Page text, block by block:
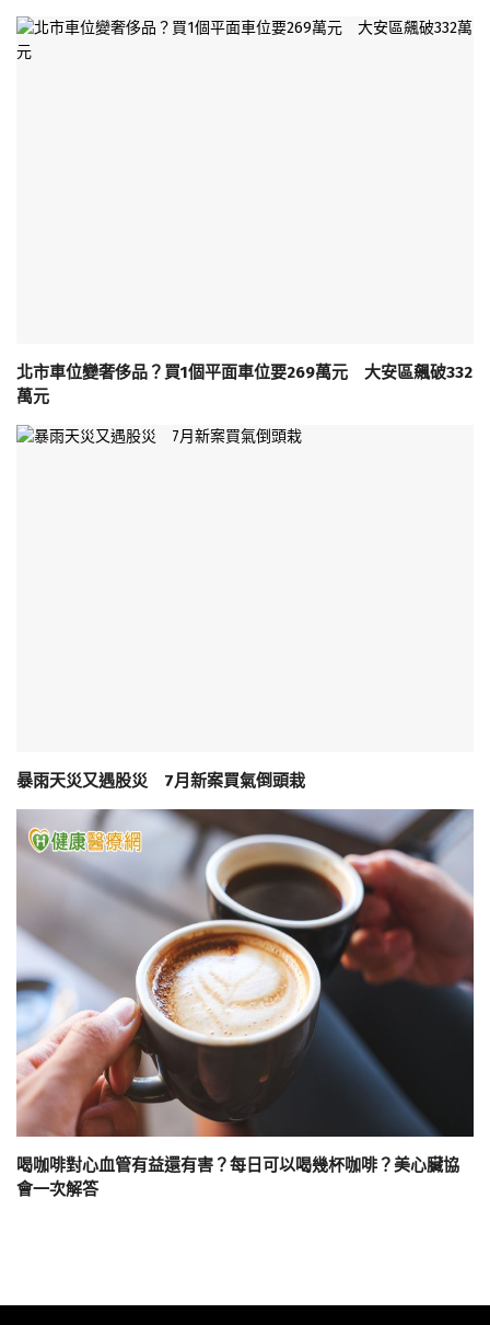
北市車位變奢侈品？買1個平面車位要269萬元 大安區飆破332
萬元
暴雨天災又遇股災 7月新案買氣倒頭栽
喝咖啡對心血管有益還有害？每日可以喝幾杯咖啡？美心臟協
會一次解答